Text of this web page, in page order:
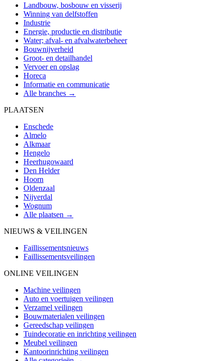
Landbouw, bosbouw en visserij
Winning van delfstoffen
Industrie
Energie, productie en distributie
Water; afval- en afvalwaterbeheer
Bouwnijverheid
Groot- en detailhandel
Vervoer en opslag
Horeca
Informatie en communicatie
Alle branches →
PLAATSEN
Enschede
Almelo
Alkmaar
Hengelo
Heerhugowaard
Den Helder
Hoorn
Oldenzaal
Nijverdal
Wognum
Alle plaatsen →
NIEUWS & VEILINGEN
Faillissementsnieuws
Faillissementsveilingen
ONLINE VEILINGEN
Machine veilingen
Auto en voertuigen veilingen
Verzamel veilingen
Bouwmaterialen veilingen
Gereedschap veilingen
Tuindecoratie en inrichting veilingen
Meubel veilingen
Kantoorinrichting veilingen